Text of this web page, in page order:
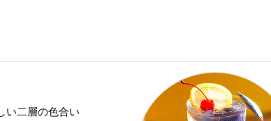
い二層の色合い